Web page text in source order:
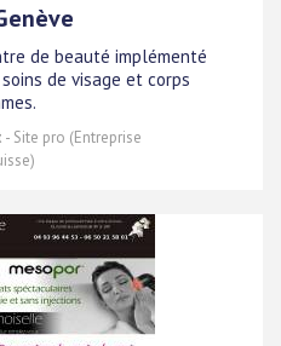
de beauté implémenté
de visage et corps
- Site pro (Entreprise